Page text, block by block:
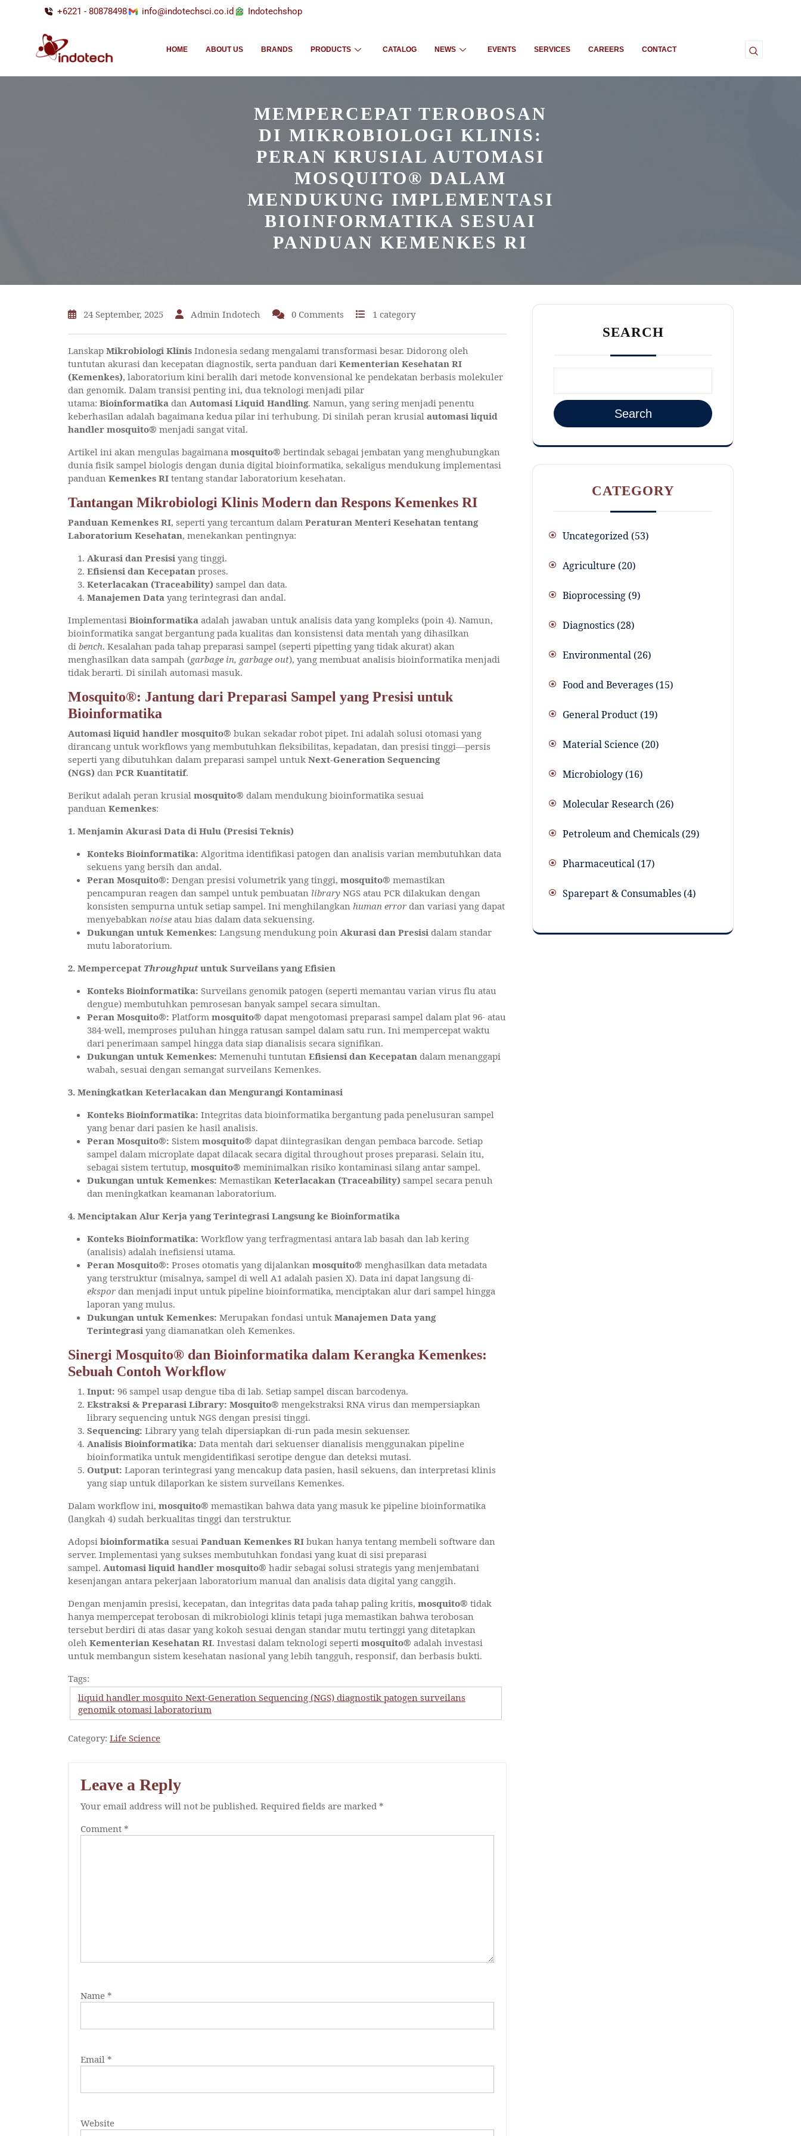
+6221 - 80878498 info@indotechsci.co.id Indotechshop
HOME ABOUT US BRANDS PRODUCTS CATALOG NEWS EVENTS SERVICES CAREERS CONTACT
MEMPERCEPAT TEROBOSAN
DI MIKROBIOLOGI KLINIS:
PERAN KRUSIAL AUTOMASI
MOSQUITO® DALAM
MENDUKUNG IMPLEMENTASI
BIOINFORMATIKA SESUAI
PANDUAN KEMENKES RI
24 September, 2025 Admin Indotech 0 Comments 1 category
Lanskap Mikrobiologi Klinis Indonesia sedang mengalami transformasi besar. Didorong oleh
tuntutan akurasi dan kecepatan diagnostik, serta panduan dari Kementerian Kesehatan RI
(Kemenkes), laboratorium kini beralih dari metode konvensional ke pendekatan berbasis molekuler
dan genomik. Dalam transisi penting ini, dua teknologi menjadi pilar
utama: Bioinformatika dan Automasi Liquid Handling. Namun, yang sering menjadi penentu
keberhasilan adalah bagaimana kedua pilar ini terhubung. Di sinilah peran krusial automasi liquid
handler mosquito® menjadi sangat vital.
Artikel ini akan mengulas bagaimana mosquito® bertindak sebagai jembatan yang menghubungkan
dunia fisik sampel biologis dengan dunia digital bioinformatika, sekaligus mendukung implementasi
panduan Kemenkes RI tentang standar laboratorium kesehatan.
Tantangan Mikrobiologi Klinis Modern dan Respons Kemenkes RI
Panduan Kemenkes RI, seperti yang tercantum dalam Peraturan Menteri Kesehatan tentang
Laboratorium Kesehatan, menekankan pentingnya:
Akurasi dan Presisi yang tinggi.
Efisiensi dan Kecepatan proses.
Keterlacakan (Traceability) sampel dan data.
Manajemen Data yang terintegrasi dan andal.
Implementasi Bioinformatika adalah jawaban untuk analisis data yang kompleks (poin 4). Namun,
bioinformatika sangat bergantung pada kualitas dan konsistensi data mentah yang dihasilkan
di bench. Kesalahan pada tahap preparasi sampel (seperti pipetting yang tidak akurat) akan
menghasilkan data sampah (garbage in, garbage out), yang membuat analisis bioinformatika menjadi
tidak berarti. Di sinilah automasi masuk.
Mosquito®: Jantung dari Preparasi Sampel yang Presisi untuk
Bioinformatika
Automasi liquid handler mosquito® bukan sekadar robot pipet. Ini adalah solusi otomasi yang
dirancang untuk workflows yang membutuhkan fleksibilitas, kepadatan, dan presisi tinggi—persis
seperti yang dibutuhkan dalam preparasi sampel untuk Next-Generation Sequencing
(NGS) dan PCR Kuantitatif.
Berikut adalah peran krusial mosquito® dalam mendukung bioinformatika sesuai
panduan Kemenkes:
1. Menjamin Akurasi Data di Hulu (Presisi Teknis)
Konteks Bioinformatika: Algoritma identifikasi patogen dan analisis varian membutuhkan data
sekuens yang bersih dan andal.
Peran Mosquito®: Dengan presisi volumetrik yang tinggi, mosquito® memastikan
pencampuran reagen dan sampel untuk pembuatan library NGS atau PCR dilakukan dengan
konsisten sempurna untuk setiap sampel. Ini menghilangkan human error dan variasi yang dapat
menyebabkan noise atau bias dalam data sekuensing.
Dukungan untuk Kemenkes: Langsung mendukung poin Akurasi dan Presisi dalam standar
mutu laboratorium.
2. Mempercepat Throughputuntuk Surveilans yang Efisien
Konteks Bioinformatika: Surveilans genomik patogen (seperti memantau varian virus flu atau
dengue) membutuhkan pemrosesan banyak sampel secara simultan.
Peran Mosquito®: Platform mosquito® dapat mengotomasi preparasi sampel dalam plat 96- atau
384-well, memproses puluhan hingga ratusan sampel dalam satu run. Ini mempercepat waktu
dari penerimaan sampel hingga data siap dianalisis secara signifikan.
Dukungan untuk Kemenkes: Memenuhi tuntutan Efisiensi dan Kecepatan dalam menanggapi
wabah, sesuai dengan semangat surveilans Kemenkes.
3. Meningkatkan Keterlacakan dan Mengurangi Kontaminasi
Konteks Bioinformatika: Integritas data bioinformatika bergantung pada penelusuran sampel
yang benar dari pasien ke hasil analisis.
Peran Mosquito®: Sistem mosquito® dapat diintegrasikan dengan pembaca barcode. Setiap
sampel dalam microplate dapat dilacak secara digital throughout proses preparasi. Selain itu,
sebagai sistem tertutup, mosquito® meminimalkan risiko kontaminasi silang antar sampel.
Dukungan untuk Kemenkes: Memastikan Keterlacakan (Traceability) sampel secara penuh
dan meningkatkan keamanan laboratorium.
4. Menciptakan Alur Kerja yang Terintegrasi Langsung ke Bioinformatika
Konteks Bioinformatika: Workflow yang terfragmentasi antara lab basah dan lab kering
(analisis) adalah inefisiensi utama.
Peran Mosquito®: Proses otomatis yang dijalankan mosquito® menghasilkan data metadata
yang terstruktur (misalnya, sampel di well A1 adalah pasien X). Data ini dapat langsung di-
ekspor dan menjadi input untuk pipeline bioinformatika, menciptakan alur dari sampel hingga
laporan yang mulus.
Dukungan untuk Kemenkes: Merupakan fondasi untuk Manajemen Data yang
Terintegrasi yang diamanatkan oleh Kemenkes.
Sinergi Mosquito® dan Bioinformatika dalam Kerangka Kemenkes:
Sebuah Contoh Workflow
Input: 96 sampel usap dengue tiba di lab. Setiap sampel discan barcodenya.
Ekstraksi & Preparasi Library: Mosquito® mengekstraksi RNA virus dan mempersiapkan
library sequencing untuk NGS dengan presisi tinggi.
Sequencing: Library yang telah dipersiapkan di-run pada mesin sekuenser.
Analisis Bioinformatika: Data mentah dari sekuenser dianalisis menggunakan pipeline
bioinformatika untuk mengidentifikasi serotipe dengue dan deteksi mutasi.
Output: Laporan terintegrasi yang mencakup data pasien, hasil sekuens, dan interpretasi klinis
yang siap untuk dilaporkan ke sistem surveilans Kemenkes.
Dalam workflow ini, mosquito® memastikan bahwa data yang masuk ke pipeline bioinformatika
(langkah 4) sudah berkualitas tinggi dan terstruktur.
Adopsi bioinformatika sesuai Panduan Kemenkes RI bukan hanya tentang membeli software dan
server. Implementasi yang sukses membutuhkan fondasi yang kuat di sisi preparasi
sampel. Automasi liquid handler mosquito® hadir sebagai solusi strategis yang menjembatani
kesenjangan antara pekerjaan laboratorium manual dan analisis data digital yang canggih.
Dengan menjamin presisi, kecepatan, dan integritas data pada tahap paling kritis, mosquito® tidak
hanya mempercepat terobosan di mikrobiologi klinis tetapi juga memastikan bahwa terobosan
tersebut berdiri di atas dasar yang kokoh sesuai dengan standar mutu tertinggi yang ditetapkan
oleh Kementerian Kesehatan RI. Investasi dalam teknologi seperti mosquito® adalah investasi
untuk membangun sistem kesehatan nasional yang lebih tangguh, responsif, dan berbasis bukti.
Tags:
liquid handler mosquito Next-Generation Sequencing (NGS) diagnostik patogen surveilans
genomik otomasi laboratorium
Category: Life Science
Leave a Reply
Your email address will not be published. Required fields are marked *
Comment *
Name *
Email *
Website
SEARCH
Search
CATEGORY
Uncategorized 53
Agriculture 20
Bioprocessing 9
Diagnostics 28
Environmental 26
Food and Beverages 15
General Product 19
Material Science 20
Microbiology 16
Molecular Research 26
Petroleum and Chemicals 29
Pharmaceutical 17
Sparepart & Consumables 4